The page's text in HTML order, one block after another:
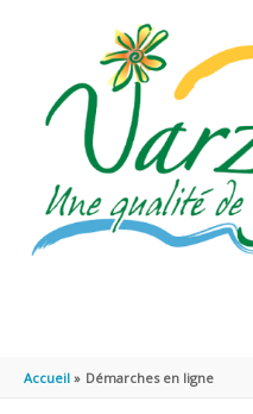
Accueil Démarches en ligne